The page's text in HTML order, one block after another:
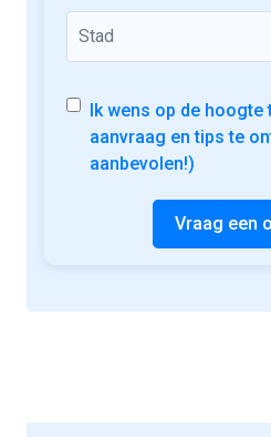
Ik wens op de hoogte
aanvraag en tips te
aanbevolen!)
Vraag een